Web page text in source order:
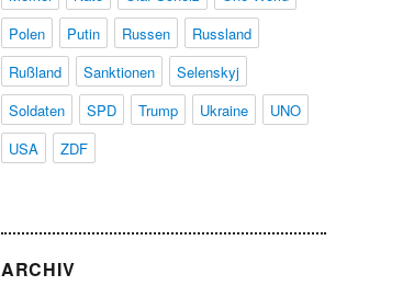
Polen
Putin Russen
Russland
Rußland
Sanktionen
Selenskyj
Soldaten
SPD Trump Ukraine
UNO
USA
ZDF
ARCHIV